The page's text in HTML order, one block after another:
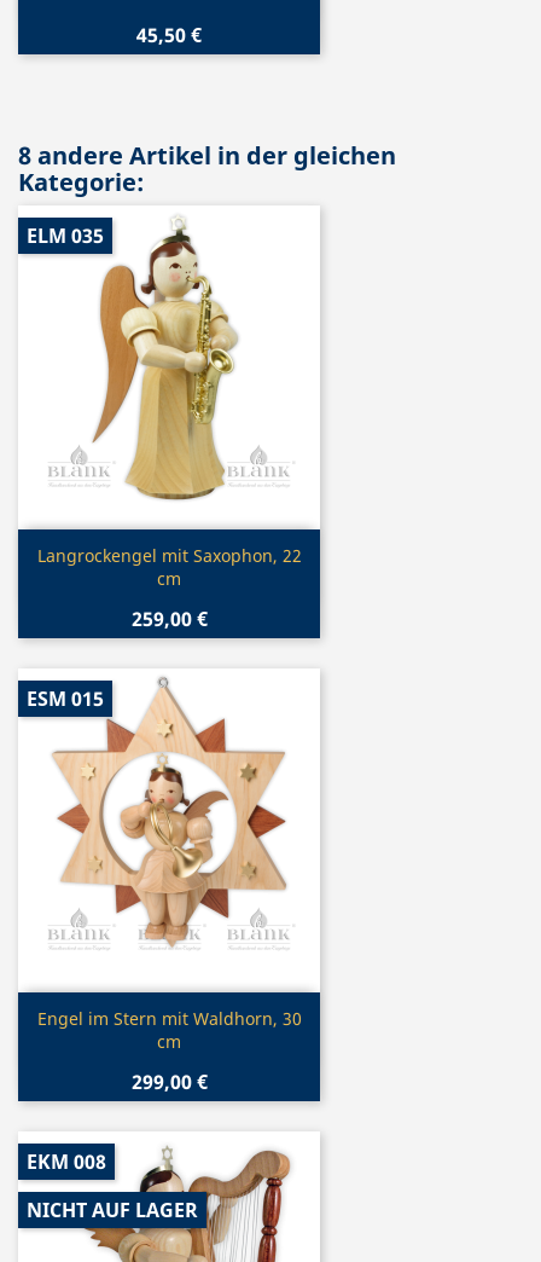
45,50 €
8 andere Artikel in der gleichen
Kategorie:
Vorschau
Langrockengel mit Saxophon, 22
cm
259,00 €
ELM 035
Vorschau
Engel im Stern mit Waldhorn, 30
cm
299,00 €
ESM 015
EKM 008
NICHT AUF LAGER